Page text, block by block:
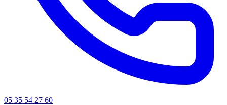
05 35 54 27 60